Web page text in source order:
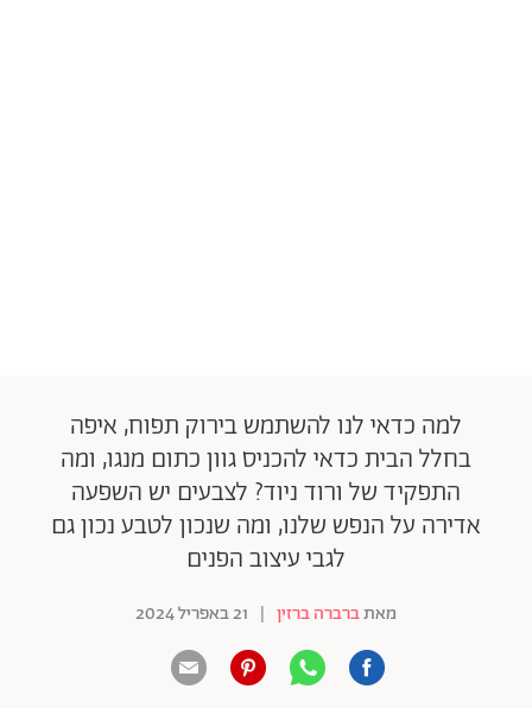
למה כדאי לנו להשתמש בירוק תפוח, איפה
בחלל הבית כדאי להכניס גוון כתום מנגו, ומה
התפקיד של ורוד ניוד? לצבעים יש השפעה
אדירה על הנפש שלנו, ומה שנכון לטבע נכון גם
לגבי עיצוב הפנים
מאתברברה ברזין | 21 באפריל 2024